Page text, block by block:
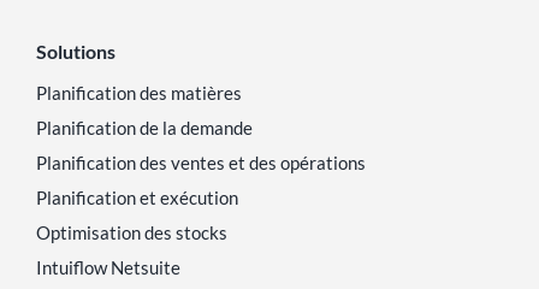
Solutions
Planification des matières
Planification de la demande
Planification des ventes et des opérations
Planification et exécution
Optimisation des stocks
Intuiflow Netsuite